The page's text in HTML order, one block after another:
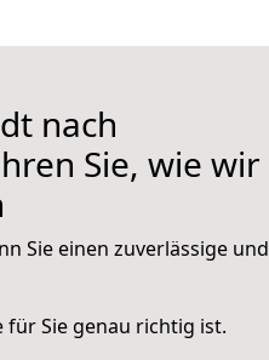
nach
Sie, wie wir
Sie einen zuverlässige und
für Sie genau richtig ist.